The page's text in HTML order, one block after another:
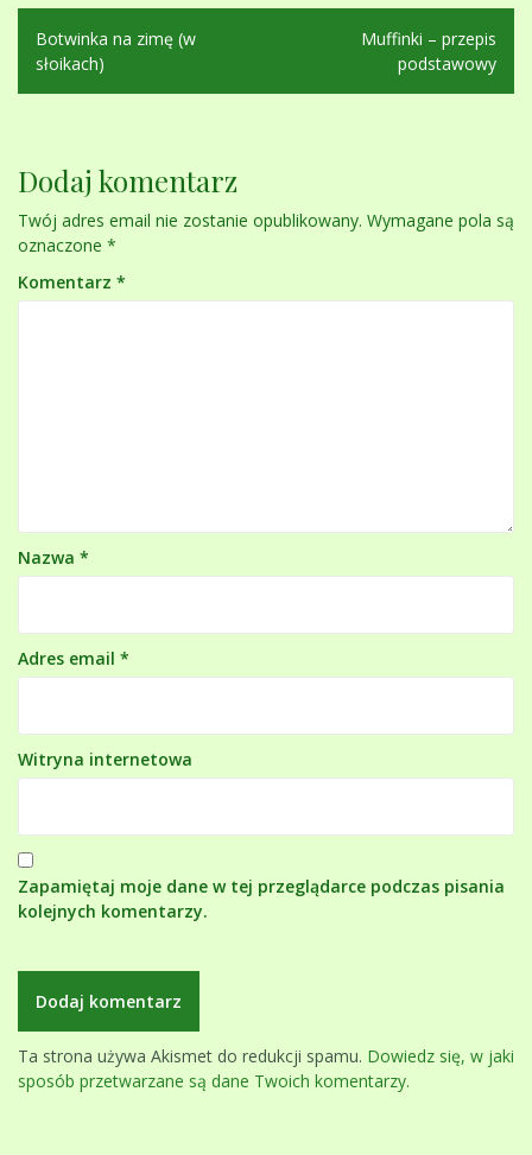
Nawigacja
wpisu
Botwinka na zimę (w
słoikach)
Muffinki – przepis
podstawowy
Dodaj komentarz
Twój adres email nie zostanie opublikowany. Wymagane pola są
oznaczone *
Komentarz *
Nazwa *
Adres email *
Witryna internetowa
Zapamiętaj moje dane w tej przeglądarce podczas pisania
kolejnych komentarzy.
Ta strona używa Akismet do redukcji spamu. Dowiedz się, w jaki
sposób przetwarzane są dane Twoich komentarzy.